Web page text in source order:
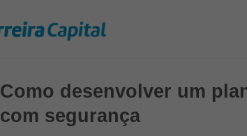
Como desenvolver um
com segurança